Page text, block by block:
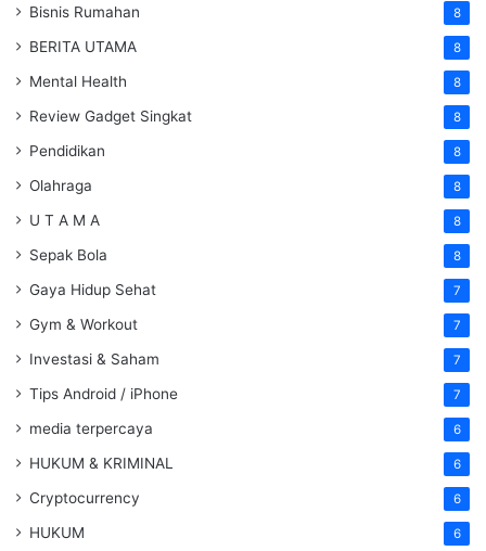
Bisnis Rumahan 8
BERITA UTAMA 8
Mental Health 8
Review Gadget Singkat 8
Pendidikan 8
Olahraga 8
U T A M A 8
Sepak Bola 8
Gaya Hidup Sehat 7
Gym & Workout 7
Investasi & Saham 7
Tips Android / iPhone 7
media terpercaya 6
HUKUM & KRIMINAL 6
Cryptocurrency 6
HUKUM 6